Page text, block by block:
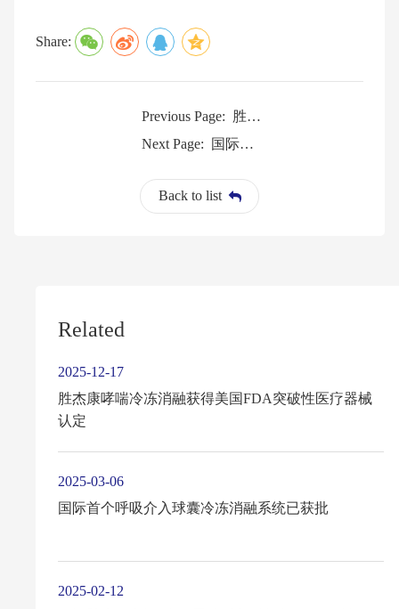
Share:
Previous Page: 胜杰康哮喘冷冻消融获得美国FDA突破性医疗器械认定
Back to list
Next Page: 国际首个呼吸介入球囊冷冻消融系统已获批
Related
2025-12-17
胜杰康哮喘冷冻消融获得美国FDA突破性医疗器械
认定
2025-03-06
国际首个呼吸介入球囊冷冻消融系统已获批
2025-02-12